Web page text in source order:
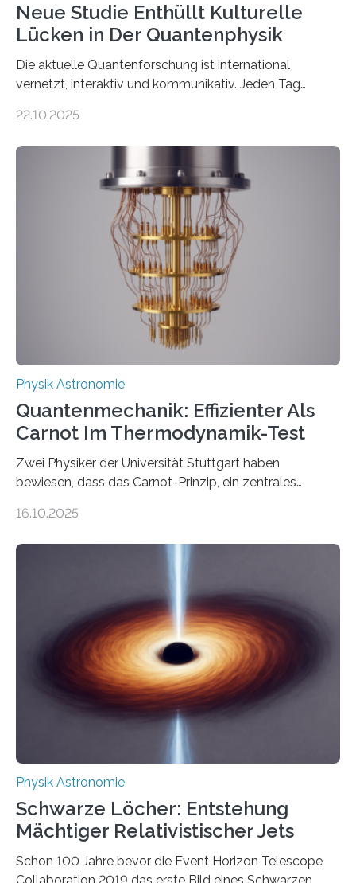
Neue Studie Enthüllt Kulturelle
Lücken in Der Quantenphysik
Die aktuelle Quantenforschung ist international
vernetzt, interaktiv und kommunikativ. Jeden Tag
oft von Autor*innen, die eng zusammenarbeiten. Neue
werden schnell weiterentwickelt. Dies ist der Alltag in
der Forschung der Quantentheorie, die dieses Jahr 100
Jahre alt geworden ist, weshalb die UNESCO 2025 zum
Internationalen Jahr der Quantenwissenschaft und -
technologie ausgerufen hat. Doch nun hat eine
internationale Forschungsgruppe um den
22.10.2025
Physik Astronomie
Quantenmechanik: Effizienter Als
Carnot Im Thermodynamik-Test
Zwei Physiker der Universität Stuttgart haben
bewiesen, dass das Carnot-Prinzip, ein zentrales
Größenordnung von Atomen gilt, deren physikalische
Quantenmotoren voranbringen. Das
Wissenschaftsjournal Science Advances veröffentlichte
die Herleitung. (DOI: 10.1126/sciadv.adw8462)
Verbrennungsmotoren oder Dampfturbinen sind
Wärmekraftmaschinen: Sie wandeln thermische
Energie in mechanische Bewegung um – oder anders
ausgedrückt, Wärme in Bewegung. In
quantenmechanischen Experimenten ist es in den…
16.10.2025
Physik Astronomie
Schwarze Löcher: Entstehung
Mächtiger Relativistischer Jets
Schon 100 Jahre bevor die Event Horizon Telescope